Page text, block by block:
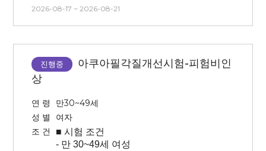
-시술 후 시술 부위에 붓기와 멍 등의
있습니다.
-시술 후 해당 방문일에 미방문 시
-본 시험은 피부과 연계 시험으로 시간,
날짜 변경이 불가능합니다. 방문시간
엄수 및 방문일 확인 후 신청해주시기
바랍니다
-안면부(half)에 시술이 진행되며 마취
후 시술 진행됩니다. (방문 첫날만
(**안면부 좌우 중 시술 부위를 대상자
본인이 선택할 수 없습니다.
적용에 따른 효과를 확인하는
시험이므로 시술 후 후 처지(진정, 관리
- 반쪽 시술 후 볼패임 있을 수
2026-08-17 ~ 2026-08-21
진행중
아쿠아필각질개선시험-피험비인
상
연 령
만30~49세
성 별
여자
조 건
■ 시험 조건
- 만 30~49세 여성